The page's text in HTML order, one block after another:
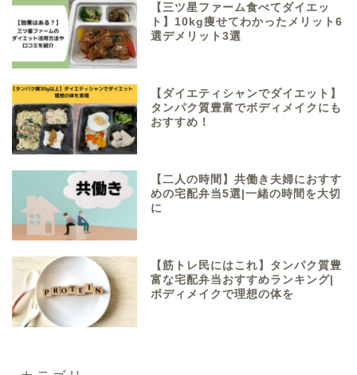
【三ツ星ファーム食べてダイエッ
ト】10kg痩せてわかったメリット6
選デメリット3選
【ダイエティシャンでダイエット】
タンパク質豊富でボディメイクにも
おすすめ！
【二人の時間】共働き夫婦におすす
めの宅配弁当5選|一緒の時間を大切
に
【筋トレ民にはこれ】タンパク質豊
富な宅配弁当おすすめランキング|
ボディメイクで理想の体を